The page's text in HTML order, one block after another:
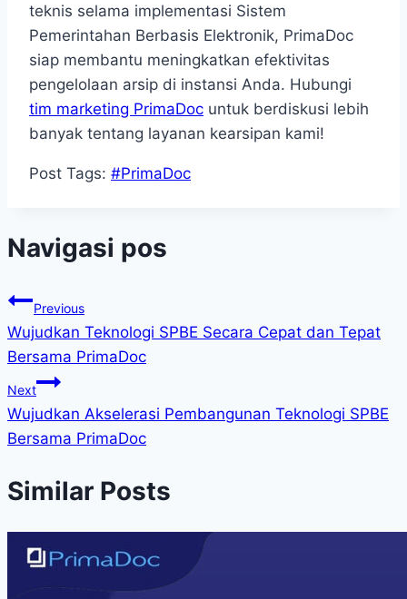
teknis selama implementasi Sistem
Pemerintahan Berbasis Elektronik, PrimaDoc
siap membantu meningkatkan efektivitas
pengelolaan arsip di instansi Anda. Hubungi
tim marketing PrimaDoc untuk berdiskusi lebih
banyak tentang layanan kearsipan kami!
Post Tags: #PrimaDoc
Navigasi pos
Previous
Wujudkan Teknologi SPBE Secara Cepat dan Tepat
Bersama PrimaDoc
Next
Wujudkan Akselerasi Pembangunan Teknologi SPBE
Bersama PrimaDoc
Similar Posts